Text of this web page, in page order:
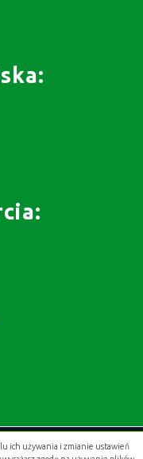
ich używania i zmianie ustawień
digital